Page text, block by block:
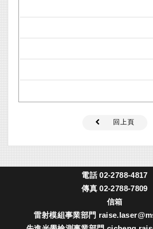
回上頁
電話 02-2788-4817
傳真 02-2788-7809
信箱
雷射模組事業部門